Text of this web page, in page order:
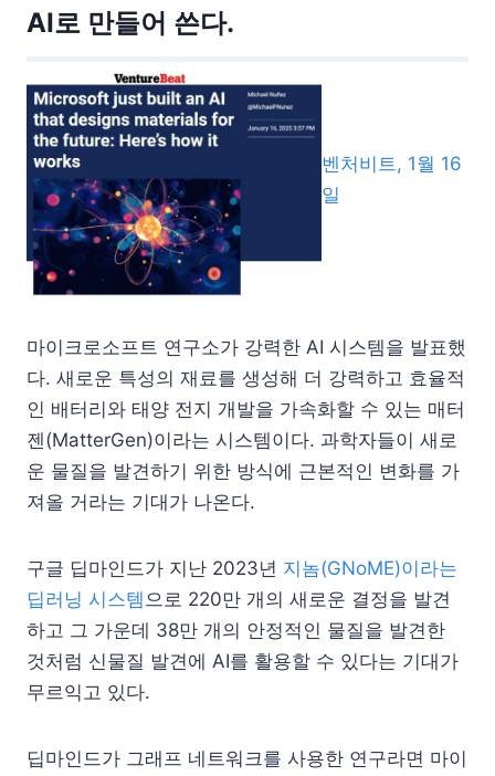
AI로 만들어 쓴다.
벤처비트, 1월 16
일
마이크로소프트 연구소가 강력한 AI 시스템을 발표했
다. 새로운 특성의 재료를 생성해 더 강력하고 효율적
인 배터리와 태양 전지 개발을 가속화할 수 있는 매터
젠(MatterGen)이라는 시스템이다. 과학자들이 새로
운 물질을 발견하기 위한 방식에 근본적인 변화를 가
져올 거라는 기대가 나온다.
구글 딥마인드가 지난 2023년 지놈(GNoME)이라는
딥러닝 시스템 으로 220만 개의 새로운 결정을 발견
하고 그 가운데 38만 개의 안정적인 물질을 발견한
것처럼 신물질 발견에 AI를 활용할 수 있다는 기대가
무르익고 있다.
딥마인드가 그래프 네트워크를 사용한 연구라면 마이